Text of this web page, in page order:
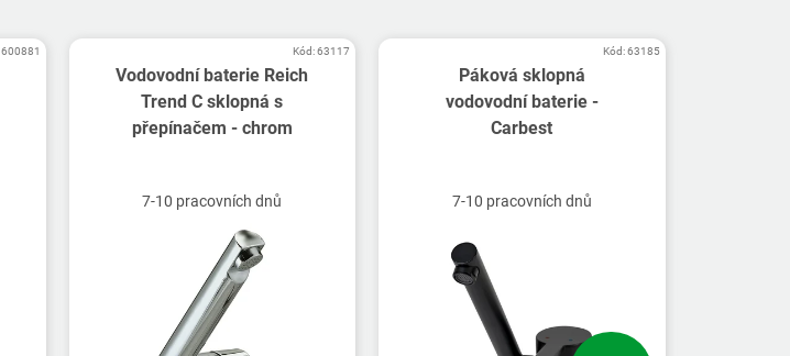
600881
Vodovodní baterie Reich
Trend C sklopná s
přepínačem - chrom
7-10 pracovních dnů
Kód:63117
Páková sklopná
vodovodní baterie -
Carbest
7-10 pracovních dnů
Kód:63185